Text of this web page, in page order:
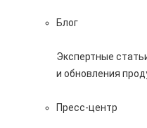
Блог
Экспертные
и обновления
Пресс-центр